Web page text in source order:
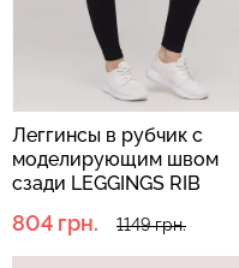
Леггинсы в рубчик с
моделирующим швом
сзади LEGGINGS RIB
804 грн. 1149 грн.
Бесшовные леггинсы
LEGGINGS (черный) Giulia